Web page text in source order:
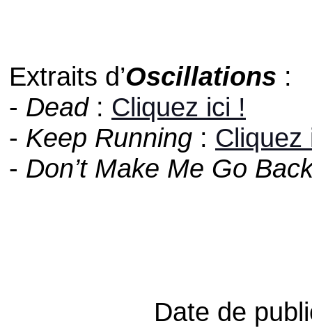
Extraits d’Oscillations :
- Dead: Cliquez ici !
- Keep Running : Cliquez
- Don’t Make Me Go
Date de